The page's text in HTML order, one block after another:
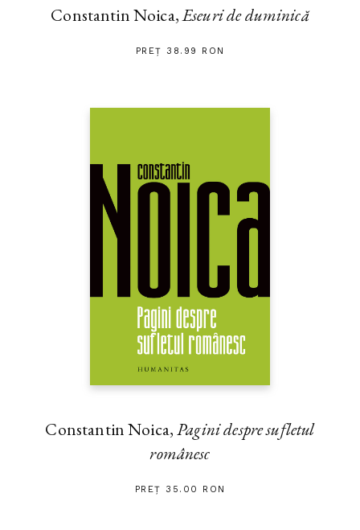
Constantin Noica,Eseuri de duminică
PREȚ 38.99 RON
Constantin Noica,Pagini despre sufletul
românesc
PREȚ 35.00 RON